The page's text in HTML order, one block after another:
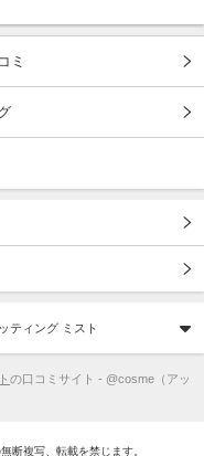
ミ
ティング ミスト
の口コミサイト - @cosme（アッ
断複写、転載を禁じます。